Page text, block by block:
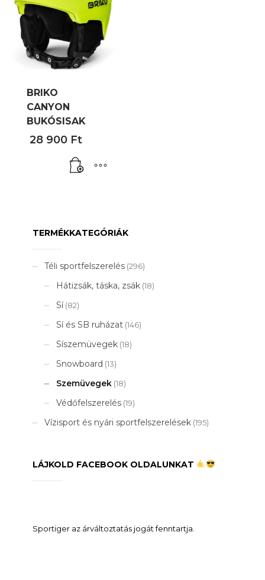
BRIKO
CANYON
BUKÓSISAK
28 900 Ft
TERMÉKKATEGÓRIÁK
Téli sportfelszerelés (296)
Hátizsák, táska, zsák (18)
Sí (82)
Sí és SB ruházat (146)
Síszemüvegek (18)
Snowboard (13)
Szemüvegek (18)
Védőfelszerelés (19)
Vízisport és nyári sportfelszerelések (195)
LÁJKOLD FACEBOOK OLDALUNKAT
Sportiger az árváltoztatás jogát fenntartja.